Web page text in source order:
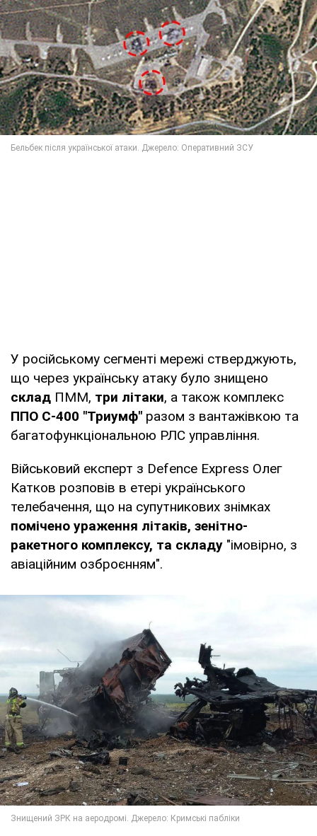
У російському сегменті мережі стверджують,
що через українську атаку було знищено
склад ПММ, три літаки, а також комплекс
ППО С-400 "Триумф" разом з вантажівкою та
багатофункціональною РЛС управління.
Військовий експерт з Defence Express Олег
Катков розповів в етері українського
телебачення, що на супутникових знімках
помічено ураження літаків, зенітно-
ракетного комплексу, та складу "імовірно, з
авіаційним озброєнням".